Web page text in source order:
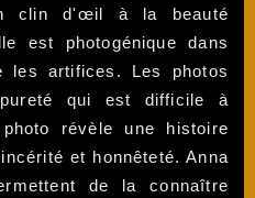
clin d'œil à la beauté
est photogénique dans
artifices. Les photos
qui est difficile à
révèle une histoire
et honnêteté. Anna
de la connaître